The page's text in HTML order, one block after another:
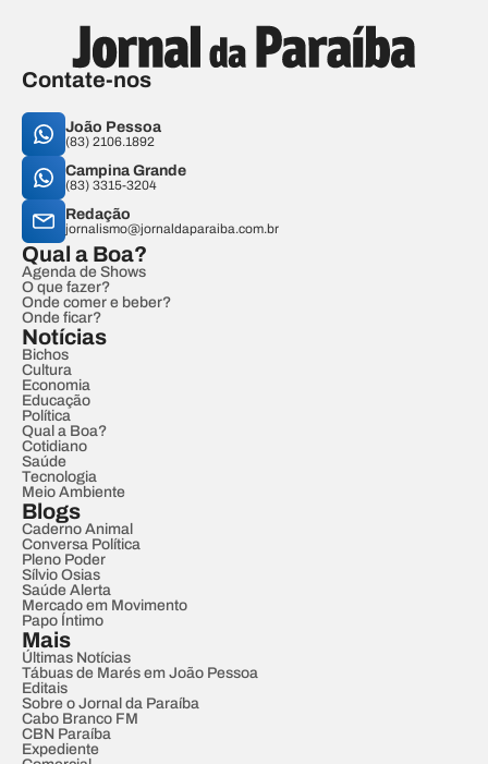
Contate-nos
João Pessoa
(83) 2106.1892
Campina Grande
(83) 3315-3204
Redação
jornalismo@jornaldaparaiba.com.br
Qual a Boa?
Agenda de Shows
O que fazer?
Onde comer e beber?
Onde ficar?
Notícias
Bichos
Cultura
Economia
Educação
Política
Qual a Boa?
Cotidiano
Saúde
Tecnologia
Meio Ambiente
Blogs
Caderno Animal
Conversa Política
Pleno Poder
Sílvio Osias
Saúde Alerta
Mercado em Movimento
Papo Íntimo
Mais
Últimas Notícias
Tábuas de Marés em João Pessoa
Editais
Sobre o Jornal da Paraíba
Cabo Branco FM
CBN Paraíba
Expediente